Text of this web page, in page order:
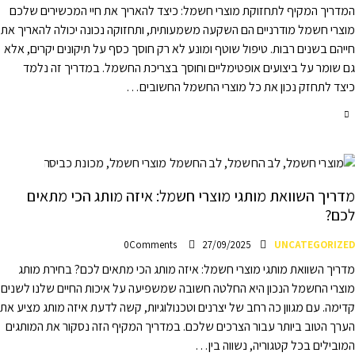
המדריך המקיף לתחזוקת מוצרי חשמל: כיצד להאריך את חיי המכשירים שלכם
מוצרי חשמל מודרניים הם השקעה משמעותית, ותחזוקה נכונה יכולה להאריך את
חייהם בשנים רבות. טיפול שוטף ומונע לא רק חוסך כסף על תיקונים יקרים, אלא
גם שומר על ביצועים אופטימליים וחוסך בצריכת החשמל. במדריך זה נלמד
כיצד לתחזק נכון את כל מוצרי החשמל החשובים…
מדריך השוואת מותגי מוצרי חשמל: איזה מותג הכי מתאים
לכם?
UNCATEGORIZED
27/09/2025
0Comments
מדריך השוואת מותגי מוצרי חשמל: איזה מותג הכי מתאים לכם? בחירת מותג
מוצרי החשמל הנכון היא החלטה חשובה שמשפיעה על איכות החיים שלנו לשנים
קדימה. עם מגוון כה רחב של יצרנים וטכנולוגיות, קשה לדעת איזה מותג מציע את
הערך הטוב ביותר עבור הצרכים שלכם. במדריך המקיף הזה נסקור את המותגים
המובילים בכל קטגוריה, נשווה בין…